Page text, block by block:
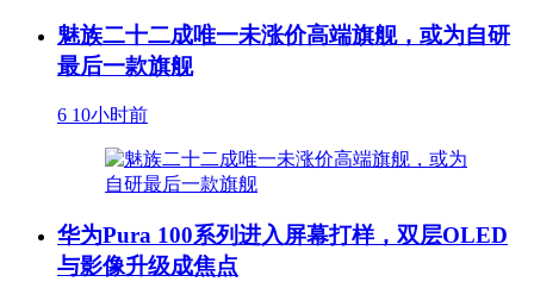
魅族二十二成唯一未涨价高端旗舰，或为自研
最后一款旗舰
6 10小时前
华为Pura 100系列进入屏幕打样，双层OLED
与影像升级成焦点